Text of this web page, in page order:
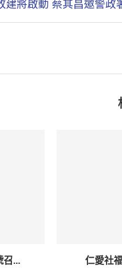
建將啟動 蔡其昌邀警政
召... 仁愛社